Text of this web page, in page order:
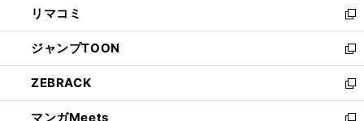
で
開
く
ド
ウ
で
開
く
ィ
ン
ド
ウ
で
開
く
い
ウ
ィ
ン
ド
ウ
で
リマコミ
新
し
い
ウ
ィ
ン
ジャンプTOON
新
し
い
ウ
ZEBRACK
新
し
マンガMeets